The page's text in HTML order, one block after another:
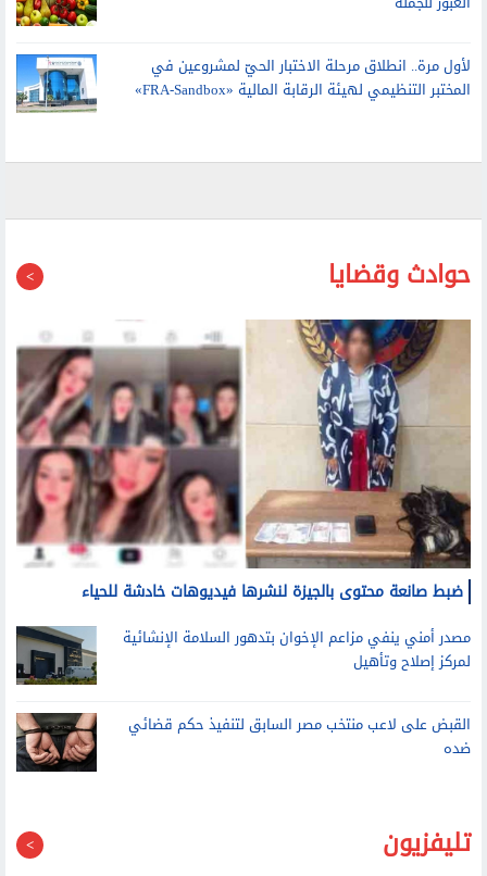
لأول مرة.. انطلاق مرحلة الاختبار الحيّ لمشروعين في
المختبر التنظيمي لهيئة الرقابة المالية «FRA-Sandbox»
حوادث وقضايا
ضبط صانعة محتوى بالجيزة لنشرها فيديوهات خادشة للحياء
مصدر أمني ينفي مزاعم الإخوان بتدهور السلامة الإنشائية
لمركز إصلاح وتأهيل
القبض على لاعب منتخب مصر السابق لتنفيذ حكم قضائي
ضده
تليفزيون